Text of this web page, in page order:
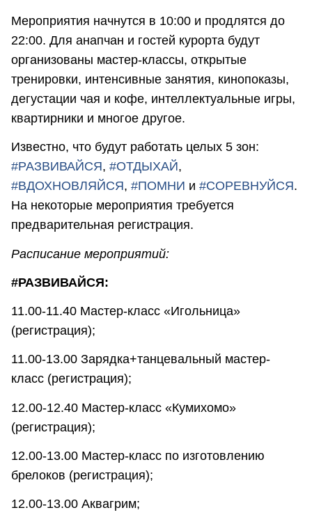
Мероприятия начнутся в 10:00 и продлятся до
22:00. Для анапчан и гостей курорта будут
организованы мастер-классы, открытые
тренировки, интенсивные занятия, кинопоказы,
дегустации чая и кофе, интеллектуальные игры,
квартирники и многое другое.
Известно, что будут работать целых 5 зон:
#РАЗВИВАЙСЯ, #ОТДЫХАЙ,
#ВДОХНОВЛЯЙСЯ, #ПОМНИ и #СОРЕВНУЙСЯ.
На некоторые мероприятия требуется
предварительная регистрация.
Расписание мероприятий:
#РАЗВИВАЙСЯ:
11.00-11.40 Мастер-класс «Игольница»
(регистрация);
11.00-13.00 Зарядка+танцевальный мастер-
класс (регистрация);
12.00-12.40 Мастер-класс «Кумихомо»
(регистрация);
12.00-13.00 Мастер-класс по изготовлению
брелоков (регистрация);
12.00-13.00 Аквагрим;